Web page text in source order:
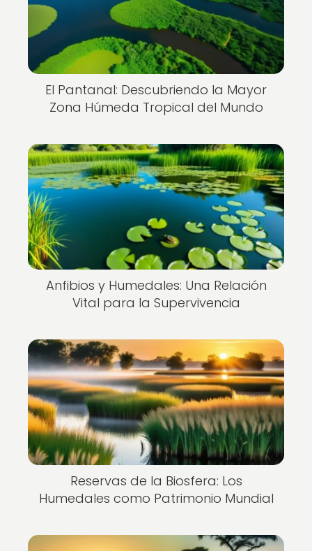
El Pantanal: Descubriendo la Mayor
Zona Húmeda Tropical del Mundo
Anfibios y Humedales: Una Relación
Vital para la Supervivencia
Reservas de la Biosfera: Los
Humedales como Patrimonio Mundial